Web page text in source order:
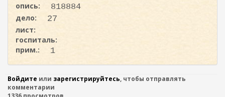
опись:
818884
дело:
27
лист:
госпиталь:
прим.:
1
Войдите или зарегистрируйтесь, чтобы отправлять
комментарии